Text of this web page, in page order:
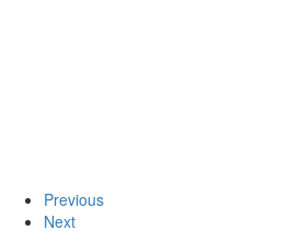
Previous
Next